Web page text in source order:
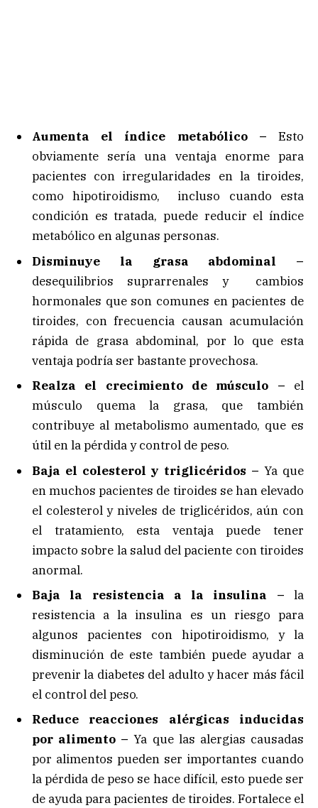
Aumenta el índice metabólico – Esto
obviamente sería una ventaja enorme para
pacientes con irregularidades en la tiroides,
como hipotiroidismo, incluso cuando esta
condición es tratada, puede reducir el índice
metabólico en algunas personas.
Disminuye la grasa abdominal –
desequilibrios suprarrenales y cambios
hormonales que son comunes en pacientes de
tiroides, con frecuencia causan acumulación
rápida de grasa abdominal, por lo que esta
ventaja podría ser bastante provechosa.
Realza el crecimiento de músculo – el
músculo quema la grasa, que también
contribuye al metabolismo aumentado, que es
útil en la pérdida y control de peso.
Baja el colesterol y triglicéridos – Ya que
en muchos pacientes de tiroides se han elevado
el colesterol y niveles de triglicéridos, aún con
el tratamiento, esta ventaja puede tener
impacto sobre la salud del paciente con tiroides
anormal.
Baja la resistencia a la insulina – la
resistencia a la insulina es un riesgo para
algunos pacientes con hipotiroidismo, y la
disminución de este también puede ayudar a
prevenir la diabetes del adulto y hacer más fácil
el control del peso.
Reduce reacciones alérgicas inducidas
por alimento – Ya que las alergias causadas
por alimentos pueden ser importantes cuando
la pérdida de peso se hace difícil, esto puede ser
de ayuda para pacientes de tiroides. Fortalece el